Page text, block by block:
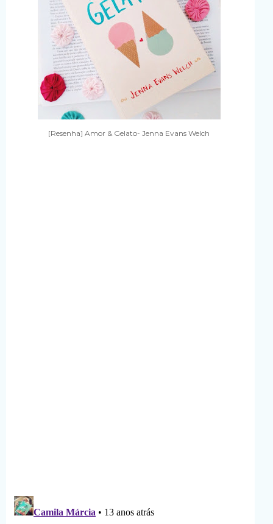
[Resenha] Amor & Gelato- Jenna Evans Welch